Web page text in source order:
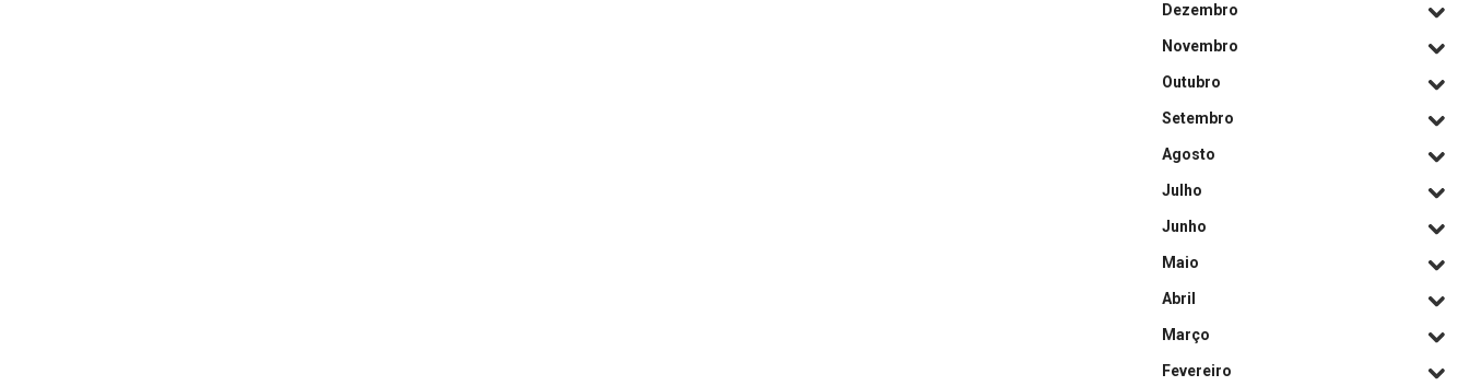
Dezembro
Novembro
Outubro
Setembro
Agosto
Julho
Junho
Maio
Abril
Março
Fevereiro